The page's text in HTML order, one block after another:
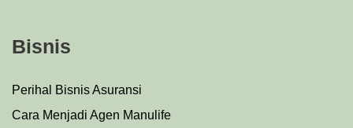
Bisnis
Perihal Bisnis Asuransi
Cara Menjadi Agen Manulife